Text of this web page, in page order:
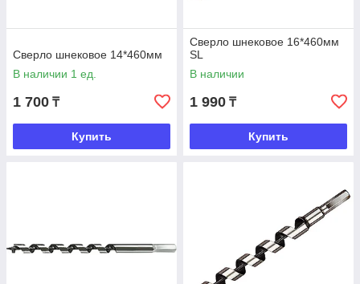
Сверло шнековое 14*460мм
В наличии 1 ед.
1 700 ₸
Купить
Сверло шнековое 16*460мм
SL
В наличии
1 990 ₸
Купить